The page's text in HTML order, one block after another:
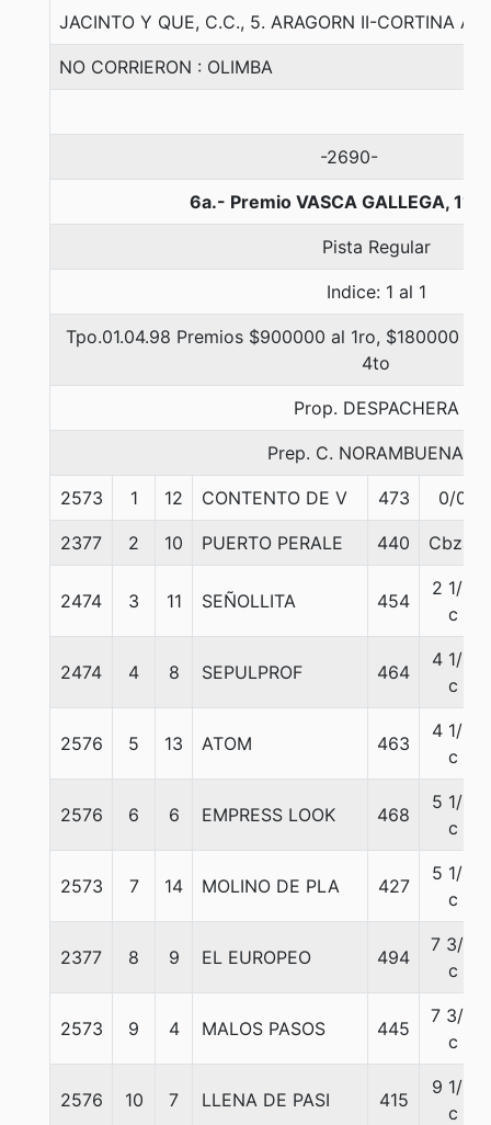
JACINTO Y QUE, C.C., 5. ARAGORN II-CORTINA
NO CORRIERON : OLIMBA
-2690-
6a.- Premio VASCA GALLEGA,
Pista Regular
Indice: 1 al 1
Tpo.01.04.98 Premios $900000 al 1ro, $180000
4to
Prop. DESPACHERA
Prep. C. NORAMBUENA B.
2573 1 12 CONTENTO DE V 473 0/0
2377 2 10 PUERTO PERALE 440 Cbza.
2474 3 11 SEÑOLLITA 454
2 1/2
c
2474 4 8 SEPULPROF 464
4 1/4
c
2576 5 13 ATOM 463
4 1/2
c
2576 6 6 EMPRESS LOOK 468
5 1/4
c
2573 7 14 MOLINO DE PLA 427
5 1/4
c
2377 8 9 EL EUROPEO 494
7 3/4
c
2573 9 4 MALOS PASOS 445
7 3/4
c
2576 10 7 LLENA DE PASI 415
9 1/2
c